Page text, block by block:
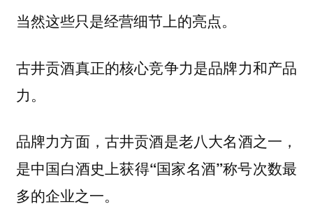
当然这些只是经营细节上的亮点。
古井贡酒真正的核心竞争力是品牌力和产品
力。
品牌力方面，古井贡酒是老八大名酒之一，
是中国白酒史上获得“国家名酒”称号次数最
多的企业之一。